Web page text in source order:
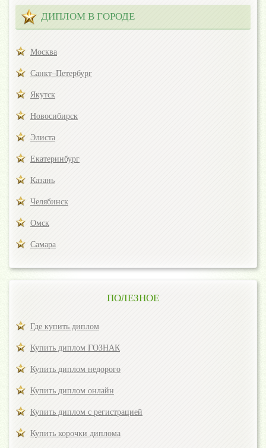
ДИПЛОМ В ГОРОДЕ
Москва
Санкт–Петербург
Якутск
Новосибирск
Элиста
Екатеринбург
Казань
Челябинск
Омск
Самара
ПОЛЕЗНОЕ
Где купить диплом
Купить диплом ГОЗНАК
Купить диплом недорого
Купить диплом онлайн
Купить диплом с регистрацией
Купить корочки диплома